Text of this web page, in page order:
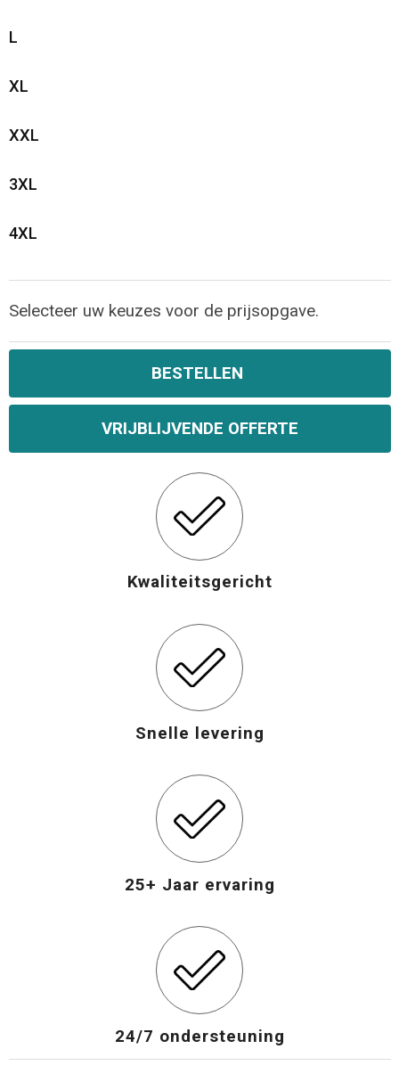
L
XL
XXL
3XL
4XL
Selecteer uw keuzes voor de prijsopgave.
BESTELLEN
VRIJBLIJVENDE OFFERTE
Kwaliteitsgericht
Snelle levering
25+ Jaar ervaring
24/7 ondersteuning